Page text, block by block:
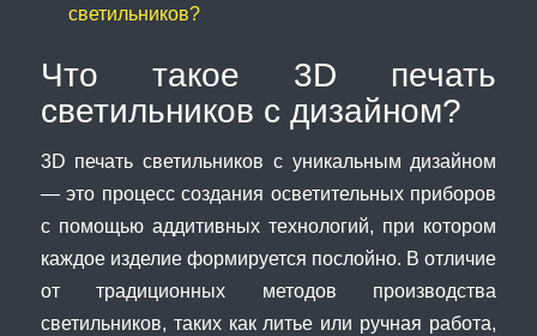
светильников?
Что такое 3D печать
светильников с дизайном?
3D печать светильников с уникальным дизайном
— это процесс создания осветительных приборов
с помощью аддитивных технологий, при котором
каждое изделие формируется послойно. В отличие
от традиционных методов производства
светильников, таких как литье или ручная работа,